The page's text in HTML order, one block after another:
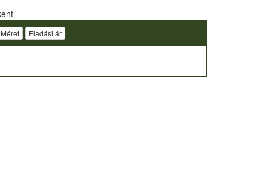
Méret Eladási ár